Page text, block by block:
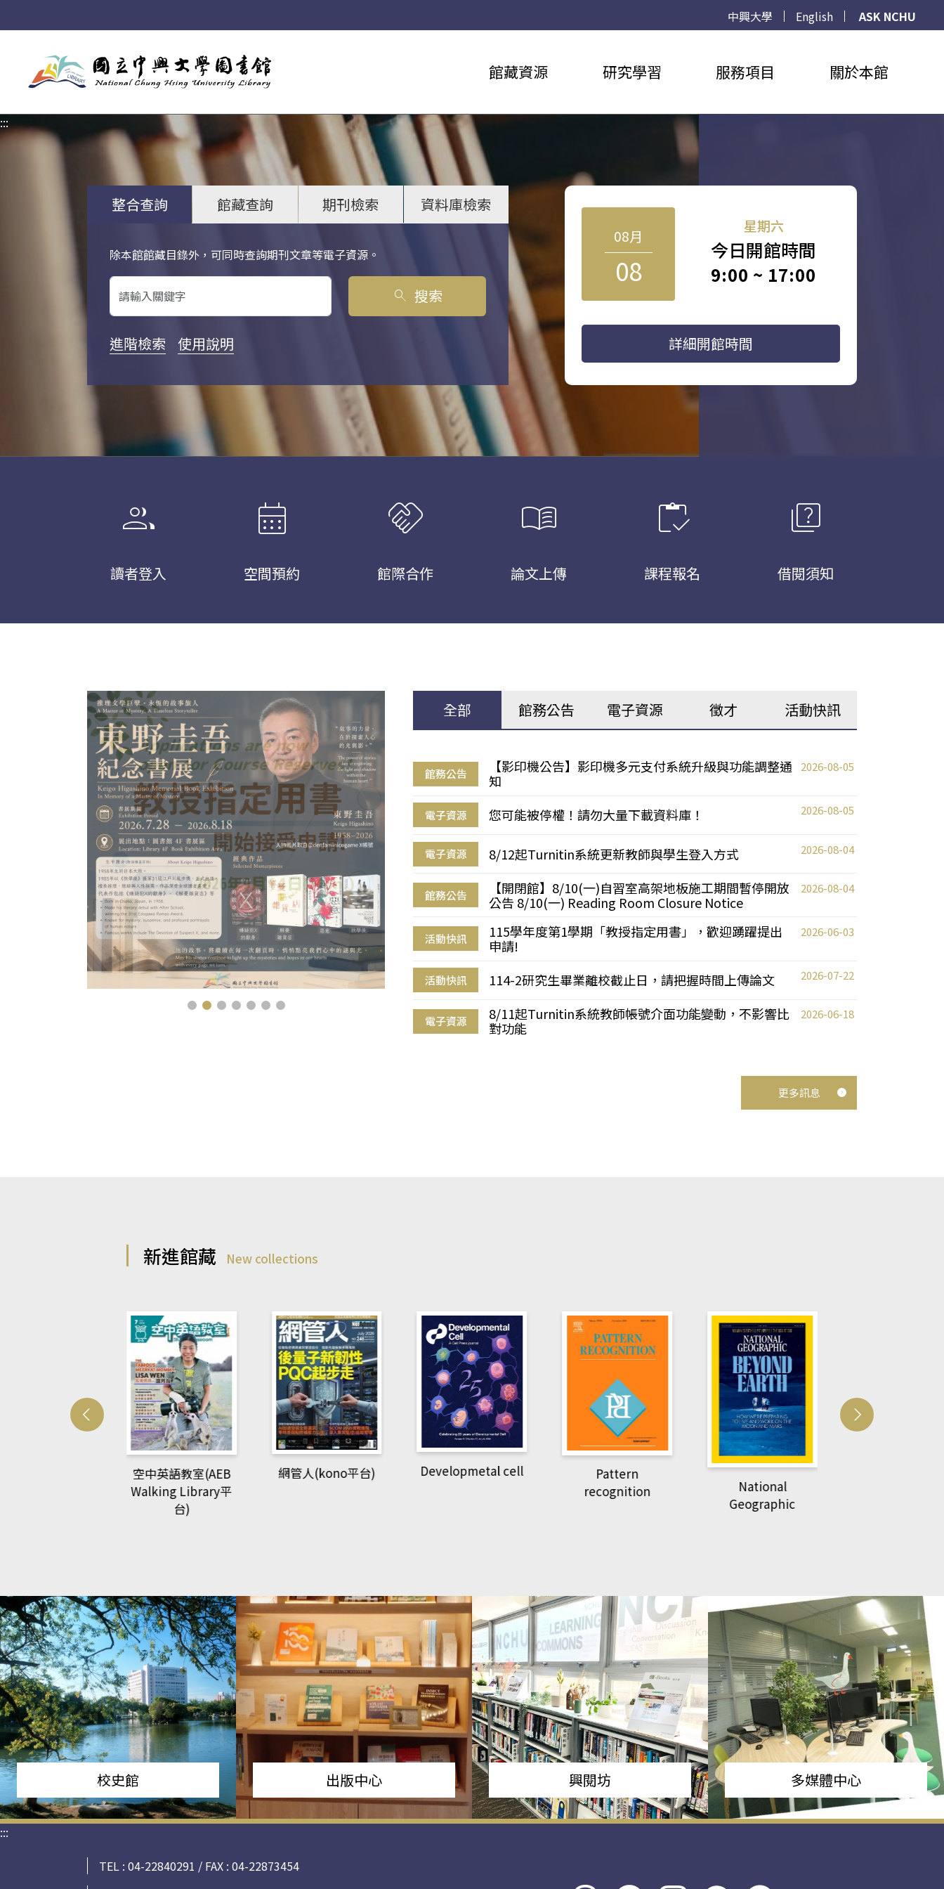
中興大學 English
ASK NCHU
館藏資源 研究學習 服務項目 關於本館
:::
整合查詢 館藏查詢 期刊檢索 資料庫檢索
除本館館藏目錄外，可同時查詢期刊文章等電子資源。
關鍵字搜尋
search 搜索
進階檢索 使用說明
08月
08
星期六
今日開館時間
9:00 ~ 17:00
詳細開館時間
group
讀者登入
calendar_month
空間預約
handshake
館際合作
menu_book
論文上傳
inventory
課程報名
quiz
借閱須知
全部 館務公告 電子資源 徵才 活動快訊
館務公告
【影印機公告】影印機多元支付系統升級與功能調整通
知
2026-08-05
電子資源 您可能被停權！請勿大量下載資料庫！ 2026-08-05
電子資源 8/12起Turnitin系統更新教師與學生登入方式 2026-08-04
館務公告
【開閉館】8/10(一)自習室高架地板施工期間暫停開放
公告 8/10(一) Reading Room Closure Notice
2026-08-04
活動快訊
115學年度第1學期「教授指定用書」，歡迎踴躍提出
申請!
2026-06-03
活動快訊 114-2研究生畢業離校截止日，請把握時間上傳論文 2026-07-22
電子資源
8/11起Turnitin系統教師帳號介面功能變動，不影響比
對功能
2026-06-18
更多訊息
新進館藏 New collections
網管人(kono平台) Developmetal cell
Pattern
National
Geographic
Harvard Business
Review
校史館 出版中心 興閱坊 多媒體中心
:::
TEL : 04-22840291 / FAX : 04-22873454